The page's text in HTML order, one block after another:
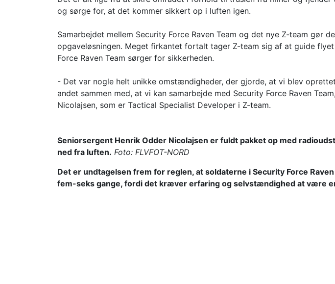
og sørge for, at det kommer sikkert op i luften igen.
Samarbejdet mellem Security Force Raven Team og det nye Z-team gør
opgaveløsningen. Meget firkantet fortalt tager Z-team sig af at guide
Force Raven Team sørger for sikkerheden.
- Det var nogle helt unikke omstændigheder, der gjorde, at vi blev
andet sammen med, at vi kan samarbejde med Security Force Raven
Nicolajsen, som er Tactical Specialist Developer i Z-team.
Seniorsergent Henrik Odder Nicolajsen er fuldt pakket op med
ned fra luften. Foto: FLVFOT-NORD
Det er undtagelsen frem for reglen, at soldaterne i Security Force
fem-seks gange, fordi det kræver erfaring og selvstændighed at være